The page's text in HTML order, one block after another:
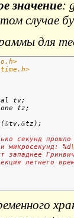
значение:
случае
для
tv;
&tv,&
секунд
%d
западнее
летнего